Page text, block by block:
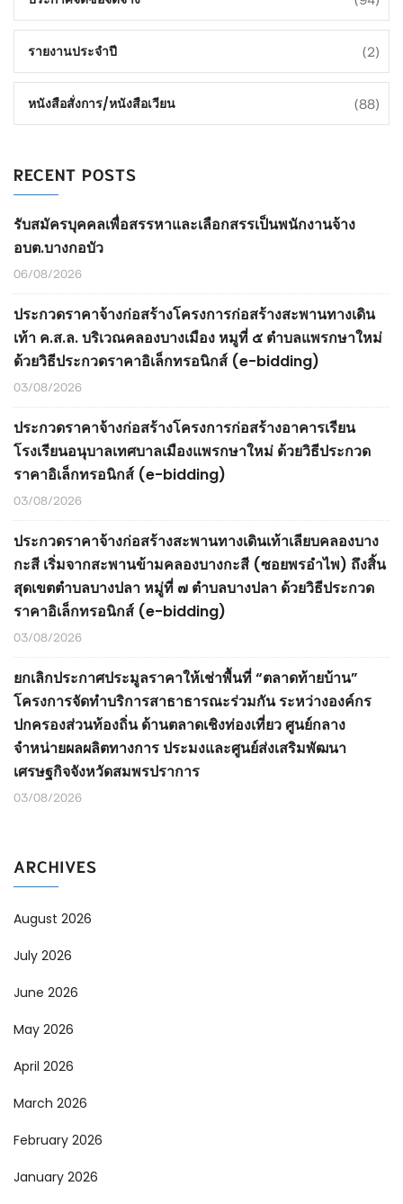
รายงานประจำปี (2)
หนังสือสั่งการ/หนังสือเวียน (88)
RECENT POSTS
รับสมัครบุคคลเพื่อสรรหาและเลือกสรรเป็นพนักงานจ้าง
อบต.บางกอบัว
06/08/2026
ประกวดราคาจ้างก่อสร้างโครงการก่อสร้างสะพานทางเดิน
เท้า ค.ส.ล. บริเวณคลองบางเมือง หมูที่ ๕ ตำบลแพรกษาใหม่
ด้วยวิธีประกวดราคาอิเล็กทรอนิกส์ (e-bidding)
03/08/2026
ประกวดราคาจ้างก่อสร้างโครงการก่อสร้างอาคารเรียน
โรงเรียนอนุบาลเทศบาลเมืองแพรกษาใหม่ ด้วยวิธีประกวด
ราคาอิเล็กทรอนิกส์ (e-bidding)
03/08/2026
ประกวดราคาจ้างก่อสร้างสะพานทางเดินเท้าเลียบคลองบาง
กะสี เริ่มจากสะพานข้ามคลองบางกะสี (ซอยพรอำไพ) ถึงสิ้น
สุดเขตตำบลบางปลา หมู่ที่ ๗ ตำบลบางปลา ด้วยวิธีประกวด
ราคาอิเล็กทรอนิกส์ (e-bidding)
03/08/2026
ยกเลิกประกาศประมูลราคาให้เช่าพื้นที่ “ตลาดท้ายบ้าน”
โครงการจัดทำบริการสาธาธารณะร่วมกัน ระหว่างองค์กร
ปกครองส่วนท้องถิ่น ด้านตลาดเชิงท่องเที่ยว ศูนย์กลาง
จำหน่ายผลผลิตทางการ ประมงและศูนย์ส่งเสริมพัฒนา
เศรษฐกิจจังหวัดสมพรปราการ
03/08/2026
ARCHIVES
August 2026
July 2026
June 2026
May 2026
April 2026
March 2026
February 2026
January 2026